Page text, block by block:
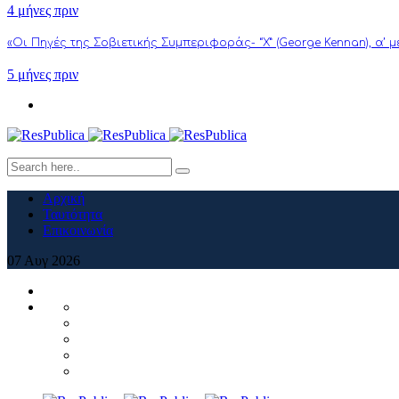
4 μήνες πριν
«Οι Πηγές της Σοβιετικής Συμπεριφοράς- “Χ” (George Kennan), α’
5 μήνες πριν
Αρχική
Ταυτότητα
Επικοινωνία
07Αυγ 2026